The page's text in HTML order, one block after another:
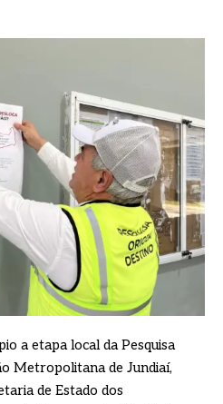
a etapa local da Pesquisa
Metropolitana de Jundiaí,
de Estado dos